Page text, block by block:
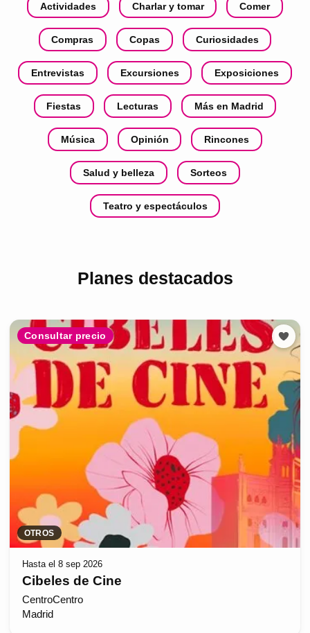
Actividades Charlar y tomar Comer
Compras Copas Curiosidades
Entrevistas Excursiones Exposiciones
Fiestas Lecturas Más en Madrid
Música Opinión Rincones
Salud y belleza Sorteos
Teatro y espectáculos
Planes destacados
Consultar precio
OTROS
Hasta el 8 sep 2026
Cibeles de Cine
CentroCentro
Madrid